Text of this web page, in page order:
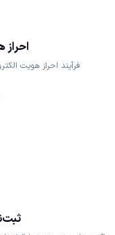
فرآیند احراز هویت